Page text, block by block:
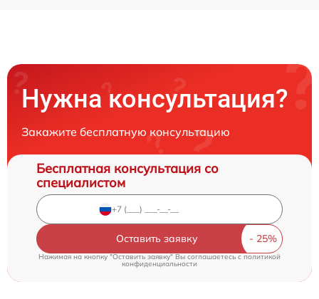
Нужна консультация?
Закажите бесплатную консультацию
Бесплатная консультация со
специалистом
Оставить заявку
Нажимая на кнопку "Оставить заявку" Вы соглашаетесь cполитикой
конфиденциальности